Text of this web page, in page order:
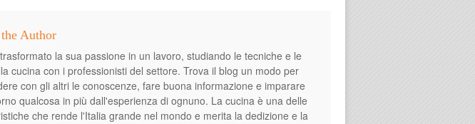
Author
la sua passione in un lavoro, studiando le tecniche e le
cucina con i professionisti del settore. Trova il blog un modo per
con gli altri le conoscenze, fare buona informazione e imparare
qualcosa in più dall'esperienza di ognuno. La cucina è una delle
che rende l'Italia grande nel mondo e merita la dedizione e la